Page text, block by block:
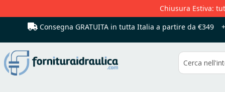
Chiusura Estiva:
Consegna GRATUITA in tutta Italia a partire da €349
Cerca